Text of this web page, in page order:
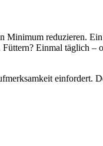
Minimum reduzieren.
Einmal täglich –
einfordert.